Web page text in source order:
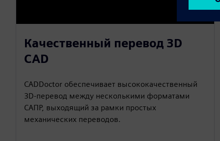
Качественный перевод 3D
CAD
CADDoctor обеспечивает высококачественный
3D-перевод между несколькими форматами
САПР, выходящий за рамки простых
механических переводов.